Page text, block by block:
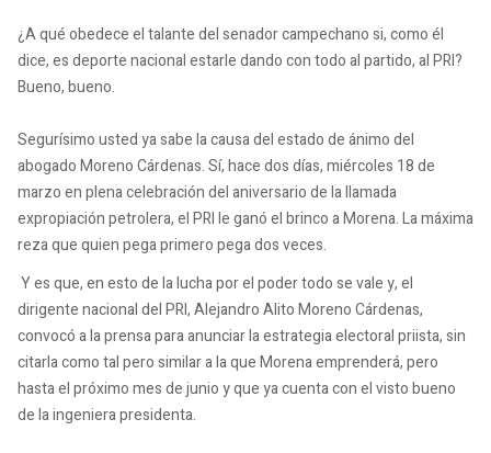
¿A qué obedece el talante del senador campechano si, como él
dice, es deporte nacional estarle dando con todo al partido, al PRI?
Bueno, bueno.
Segurísimo usted ya sabe la causa del estado de ánimo del
abogado Moreno Cárdenas. Sí, hace dos días, miércoles 18 de
marzo en plena celebración del aniversario de la llamada
expropiación petrolera, el PRI le ganó el brinco a Morena. La máxima
reza que quien pega primero pega dos veces.
Y es que, en esto de la lucha por el poder todo se vale y, el
dirigente nacional del PRI, Alejandro Alito Moreno Cárdenas,
convocó a la prensa para anunciar la estrategia electoral priista, sin
citarla como tal pero similar a la que Morena emprenderá, pero
hasta el próximo mes de junio y que ya cuenta con el visto bueno
de la ingeniera presidenta.